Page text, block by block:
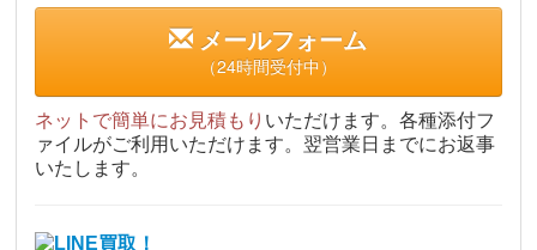
メールフォーム
（24時間受付中）
ネットで簡単にお見積もり いただけます。各種添付フ
ァイルがご利用いただけます。翌営業日までにお返事
いたします。